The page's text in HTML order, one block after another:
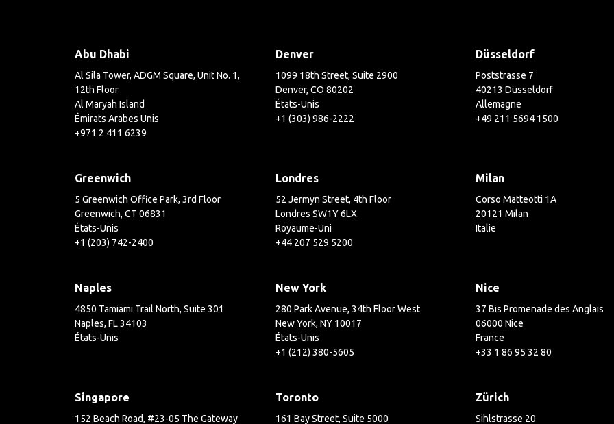
Abu Dhabi
Al Sila Tower, ADGM Square, Unit No. 1,
12th Floor
Al Maryah Island
Émirats Arabes Unis
+971 2 411 6239
Denver
1099 18th Street, Suite 2900
Denver, CO 80202
États-Unis
+1 (303) 986-2222
Düsseldorf
Poststrasse 7
40213 Düsseldorf
Allemagne
+49 211 5694 1500
Greenwich
5 Greenwich Office Park, 3rd Floor
Greenwich, CT 06831
États-Unis
+1 (203) 742-2400
Londres
52 Jermyn Street, 4th Floor
Londres SW1Y 6LX
Royaume-Uni
+44 207 529 5200
Milan
Corso Matteotti 1A
20121 Milan
Italie
Naples
4850 Tamiami Trail North, Suite 301
Naples, FL 34103
États-Unis
New York
280 Park Avenue, 34th Floor West
New York, NY 10017
États-Unis
+1 (212) 380-5605
Nice
37 Bis Promenade des Anglais
06000 Nice
France
+33 1 86 95 32 80
Singapore
152 Beach Road, #23-05 The Gateway
Toronto
161 Bay Street, Suite 5000
Zürich
Sihlstrasse 20